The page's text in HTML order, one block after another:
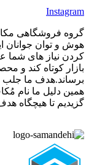
Instagram
گروه فروشگاهی
هوش و توان جوانان
کردن نیاز های شما
بازار کوتاه کند و
برساند.هدف ما
همین دلیل ما نام
گزیدیم تا هیچگاه